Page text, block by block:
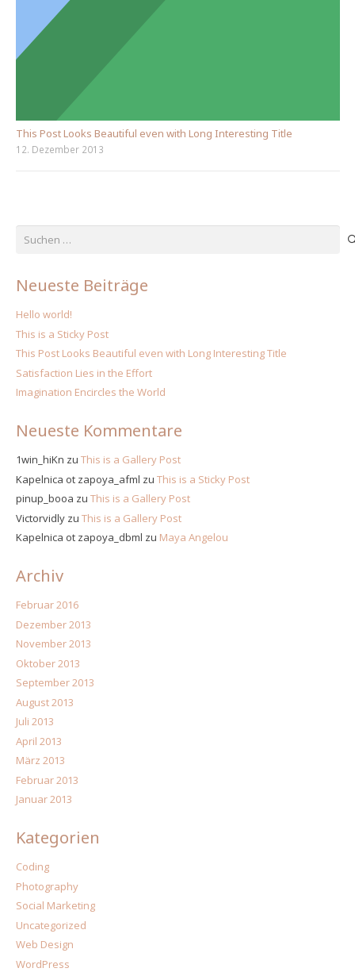
This Post Looks Beautiful even with Long Interesting Title
12. Dezember 2013
Suchen
Neueste Beiträge
Hello world!
This is a Sticky Post
This Post Looks Beautiful even with Long Interesting Title
Satisfaction Lies in the Effort
Imagination Encircles the World
Neueste Kommentare
1win_hiKn zu This is a Gallery Post
Kapelnica ot zapoya_afml zu This is a Sticky Post
pinup_booa zu This is a Gallery Post
Victorvidlyzu This is a Gallery Post
Kapelnica ot zapoya_dbml zu Maya Angelou
Archiv
Februar 2016
Dezember 2013
November 2013
Oktober 2013
September 2013
August 2013
Juli 2013
April 2013
März 2013
Februar 2013
Januar 2013
Kategorien
Coding
Photography
Social Marketing
Uncategorized
Web Design
WordPress